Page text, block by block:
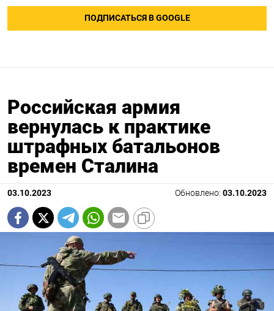
ПОДПИСАТЬСЯ В GOOGLE
Российская армия
вернулась к практике
штрафных батальонов
времен Сталина
03.10.2023 Обновлено: 03.10.2023